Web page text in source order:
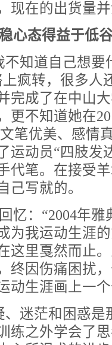
现在的出货量
心态得益于低
知道自己想要
疯转，很多人
完成了在中山
更不知道她在
笔优美、感情
运动员“四肢发
代笔。在接受
己写就的。
：“2004年雅
为我运动生涯
这里戛然而止
终因伤痛困扰
动生涯画上一
迷茫和困惑是
练之外学会了